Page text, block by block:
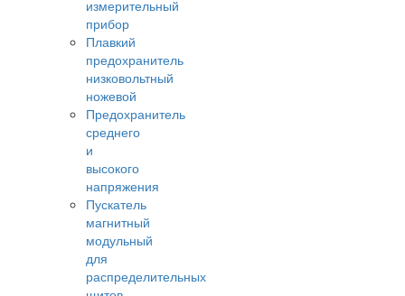
измерительный
прибор
Плавкий
предохранитель
низковольтный
ножевой
Предохранитель
среднего
и
высокого
напряжения
Пускатель
магнитный
модульный
для
распределительных